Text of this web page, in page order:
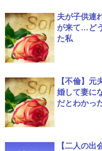
夫が子供連
が来て…ど
た私
【不倫】元
婚して妻に
だとわかっ
【二人の出